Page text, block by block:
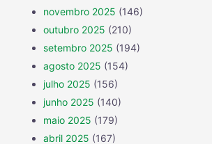
novembro 2025 (146)
outubro 2025 (210)
setembro 2025 (194)
agosto 2025 (154)
julho 2025 (156)
junho 2025 (140)
maio 2025 (179)
abril 2025 (167)